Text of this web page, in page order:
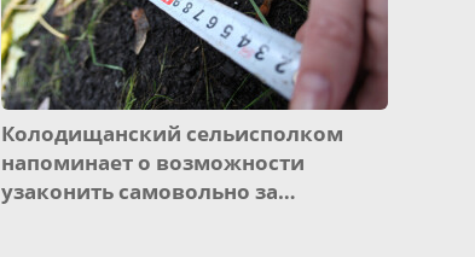
Колодищанский сельисполком
напоминает о возможности
узаконить самовольно за…